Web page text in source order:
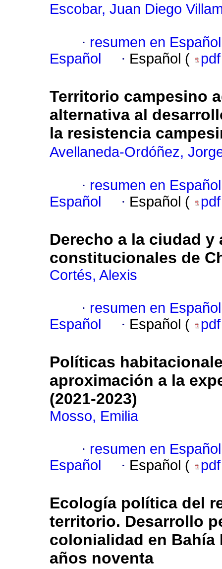
Escobar, Juan Diego
· resumen en Español
Español
· Español (
Territorio campesino
alternativa al
la resistencia
Avellaneda-Ordóñez,
· resumen en Español
Español
· Español (
Derecho a la ciudad
constitucionales de
Cortés, Alexis
· resumen en Español
Español
· Español (
Políticas
aproximación a la
(2021-2023)
Mosso, Emilia
· resumen en Español
Español
· Español (
Ecología política del
territorio. Desarrollo
colonialidad en Bahía
años noventa